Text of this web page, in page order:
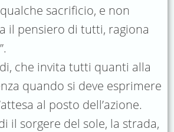
sacrificio, e non
il pensiero di tutti, ragiona
che invita tutti quanti alla
quando si deve esprimere
al posto dell’azione.
il sorgere del sole, la strada,